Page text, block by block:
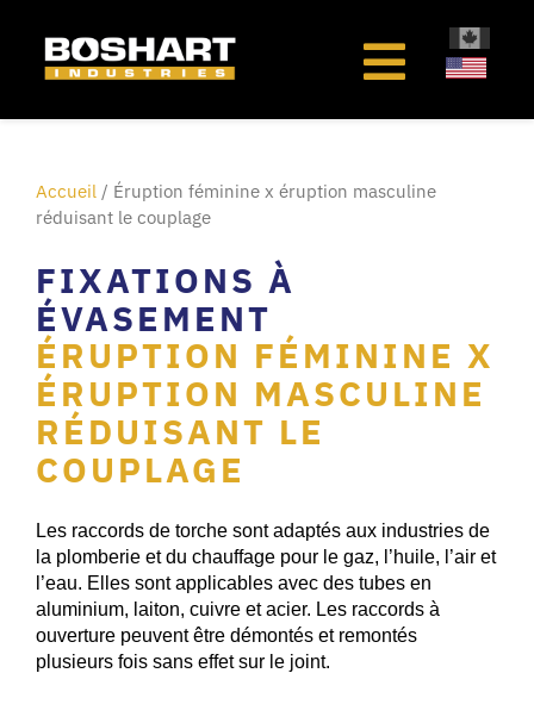
Accueil / Éruption féminine x éruption masculine
réduisant le couplage
FIXATIONS À
ÉVASEMENT
ÉRUPTION FÉMININE X
ÉRUPTION MASCULINE
RÉDUISANT LE
COUPLAGE
Les raccords de torche sont adaptés aux industries de
la plomberie et du chauffage pour le gaz, l’huile, l’air et
l’eau. Elles sont applicables avec des tubes en
aluminium, laiton, cuivre et acier. Les raccords à
ouverture peuvent être démontés et remontés
plusieurs fois sans effet sur le joint.